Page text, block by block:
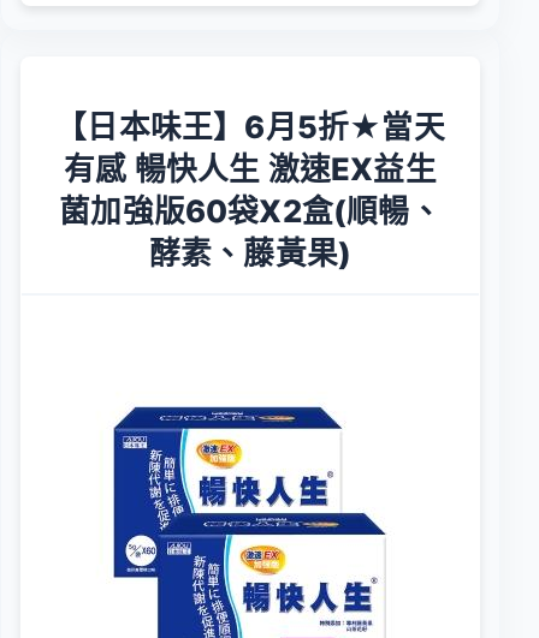
【日本味王】6月5折★當天
有感 暢快人生 激速EX益生
菌加強版60袋X2盒(順暢、
酵素、藤黃果)